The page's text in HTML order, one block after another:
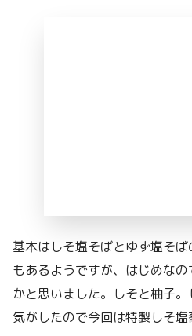
基本はしそ塩そばとゆず塩そ
もあるようですが、はじめな
かと思いました。しそと柚子
気がしたので今回は特製しそ塩